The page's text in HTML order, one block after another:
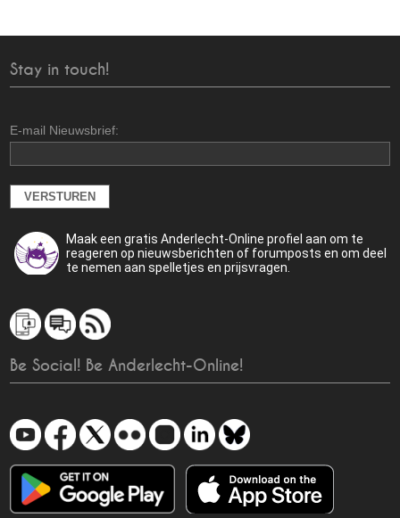
Stay in touch!
E-mail Nieuwsbrief:
Maak een gratis Anderlecht-Online profiel aan om te
reageren op nieuwsberichten of forumposts en om deel
te nemen aan spelletjes en prijsvragen.
Be Social! Be Anderlecht-Online!